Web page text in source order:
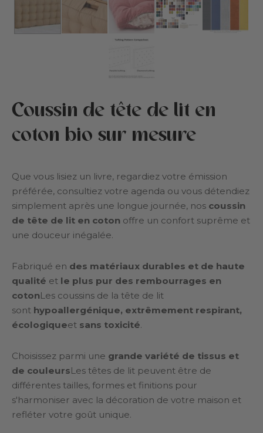
Coussin de tête de lit en
coton bio sur mesure
Que vous lisiez un livre, regardiez votre émission
préférée, consultiez votre agenda ou vous détendiez
simplement après une longue journée, nos coussin
de tête de lit en coton offre un confort suprême et
une douceur inégalée.
Fabriqué en des matériaux durables et de haute
qualité et le plus pur des rembourrages en
cotonLes coussins de la tête de lit
sont hypoallergénique, extrêmement respirant,
écologiqueet sans toxicité.
Choisissez parmi une grande variété de tissus et
de couleursLes têtes de lit peuvent être de
différentes tailles, formes et finitions pour
s'harmoniser avec la décoration de votre maison et
refléter votre goût unique.
et crèches
animaux
et rembourrage en coton
cadeau